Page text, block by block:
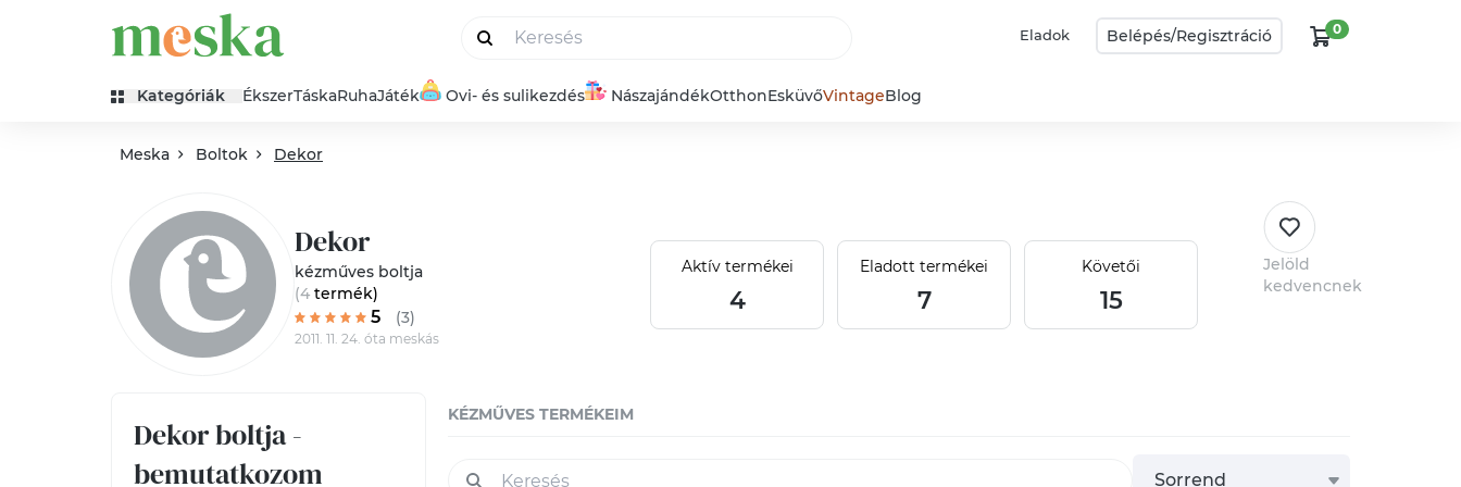
Eladok Belépés/Regisztráció 0
Kategóriák ÉkszerTáskaRuhaJáték Ovi- és sulikezdés NászajándékOtthonEsküvőVintageBlog
Meska Boltok Dekor
Dekor
kézműves boltja
(4 termék)
5 (3)
2011. 11. 24. óta meskás
Aktív termékei
4
Eladott termékei
7
Követői
15
Jelöld
kedvencnek
Dekor boltja -
bemutatkozom
KÉZMŰVES TERMÉKEIM
Sorrend